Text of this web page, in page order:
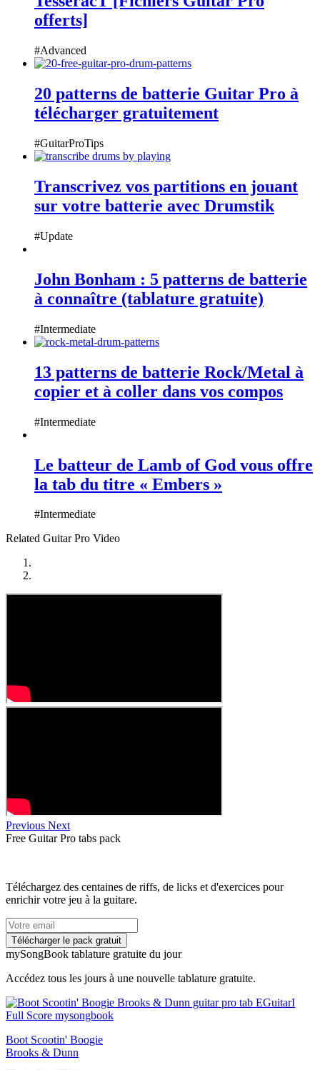
offerts]
#Advanced
20 patterns de batterie Guitar Pro à
télécharger gratuitement
#GuitarProTips
Transcrivez vos partitions en jouant
sur votre batterie avec Drumstik
#Update
John Bonham : 5 patterns de batterie
à connaître (tablature gratuite)
#Intermediate
13 patterns de batterie Rock/Metal à
copier et à coller dans vos compos
#Intermediate
Le batteur de Lamb of God vous offre
la tab du titre « Embers »
#Intermediate
Related Guitar Pro Video
Previous Next
Free Guitar Pro tabs pack
Téléchargez des centaines de riffs, de licks et d'exercices pour
enrichir votre jeu à la guitare.
mySongBook tablature gratuite du jour
Accédez tous les jours à une nouvelle tablature gratuite.
Boot Scootin' Boogie
Brooks & Dunn